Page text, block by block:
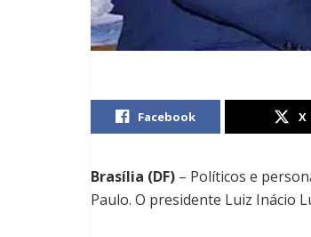
Facebook X
Brasília (DF) – Políticos e
Paulo. O presidente Luiz Inácio